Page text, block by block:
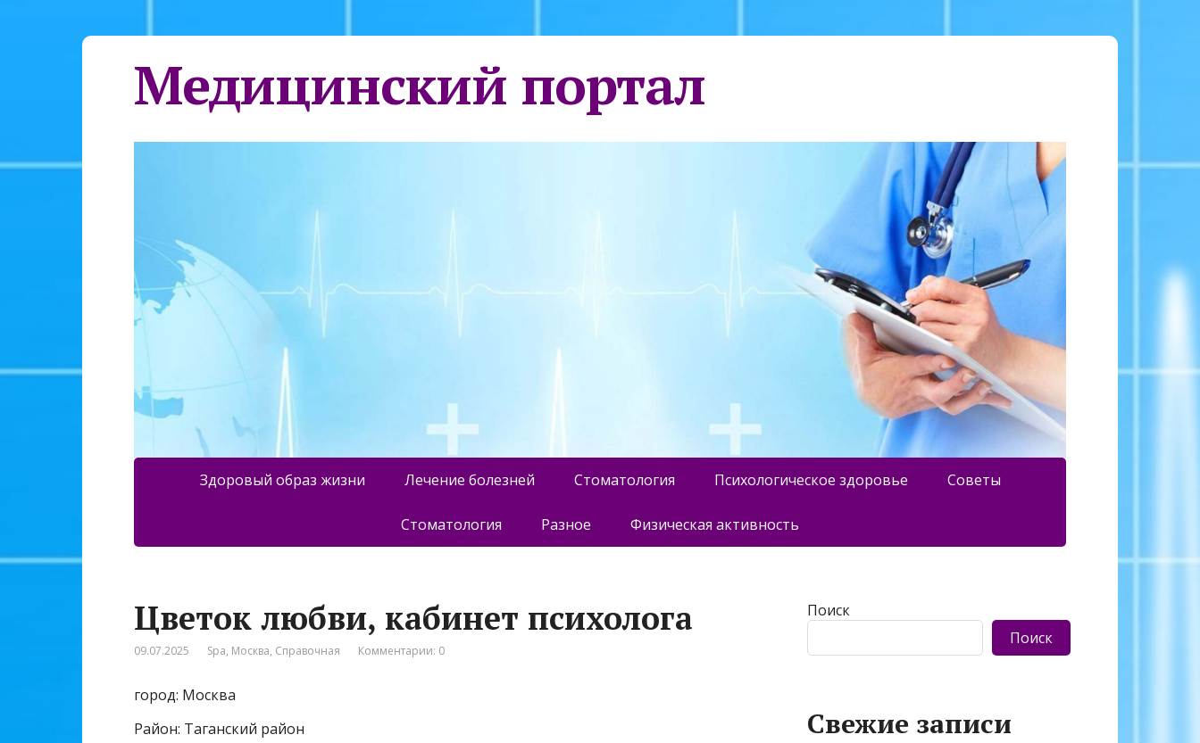
Медицинский портал
Здоровый образ жизни Лечение болезней Стоматология Психологическое здоровье Советы
Стоматология Разное Физическая активность
Цветок любви, кабинет психолога
09.07.2025 Spa, Москва, Справочная Комментарии: 0
город: Москва
Район: Таганский район
Поиск
Поиск
Свежие записи